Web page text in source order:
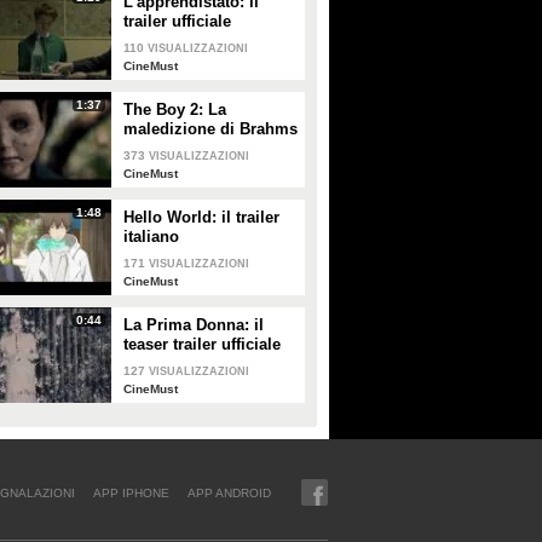
trailer ufficiale
110 VISUALIZZAZIONI
CineMust
1:37
The Boy 2: La
maledizione di Brahms
- il trailer italiano
373 VISUALIZZAZIONI
CineMust
1:48
Hello World: il trailer
italiano
171 VISUALIZZAZIONI
CineMust
0:44
La Prima Donna: il
teaser trailer ufficiale
127 VISUALIZZAZIONI
CineMust
APP IPHONE APP ANDROID